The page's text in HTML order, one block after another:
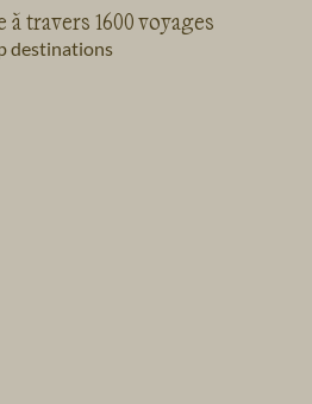
à travers 1600 voyages
destinations